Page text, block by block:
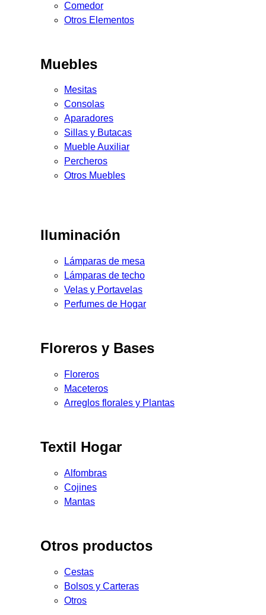
Comedor
Otros Elementos
Muebles
Mesitas
Consolas
Aparadores
Sillas y Butacas
Mueble Auxiliar
Percheros
Otros Muebles
Iluminación
Lámparas de mesa
Lámparas de techo
Velas y Portavelas
Perfumes de Hogar
Floreros y Bases
Floreros
Maceteros
Arreglos florales y Plantas
Textil Hogar
Alfombras
Cojines
Mantas
Otros productos
Cestas
Bolsos y Carteras
Otros